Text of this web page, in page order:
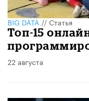
BIG DATA//Статья
Топ-15
22 августа